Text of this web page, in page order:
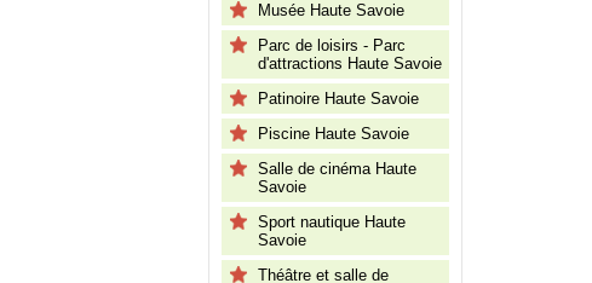
Musée Haute Savoie
Parc de loisirs - Parc
d'attractions Haute Savoie
Patinoire Haute Savoie
Piscine Haute Savoie
Salle de cinéma Haute
Savoie
Sport nautique Haute
Savoie
Théâtre et salle de